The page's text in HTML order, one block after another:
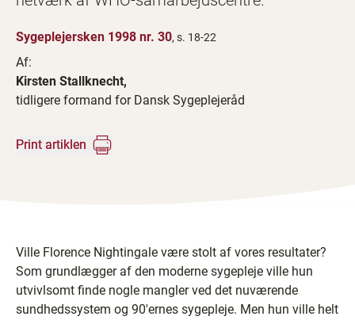
Sygeplejersken 1998 nr. 30, s. 18-22
Af:
Kirsten Stallknecht,
tidligere formand for Dansk Sygeplejeråd
Print artiklen
Ville Florence Nightingale være stolt af vores resultater?
Som grundlægger af den moderne sygepleje ville hun
utvivlsomt finde nogle mangler ved det nuværende
sundhedssystem og 90'ernes sygepleje. Men hun ville helt